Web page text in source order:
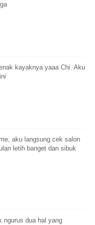
kayaknya yaaa Chi. Aku
aku langsung cek salon
letih banget dan sibuk
ngurus dua hal yang